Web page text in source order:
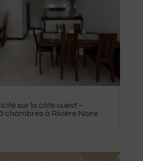
sur la côte ouest –
chambres à Rivière Noire